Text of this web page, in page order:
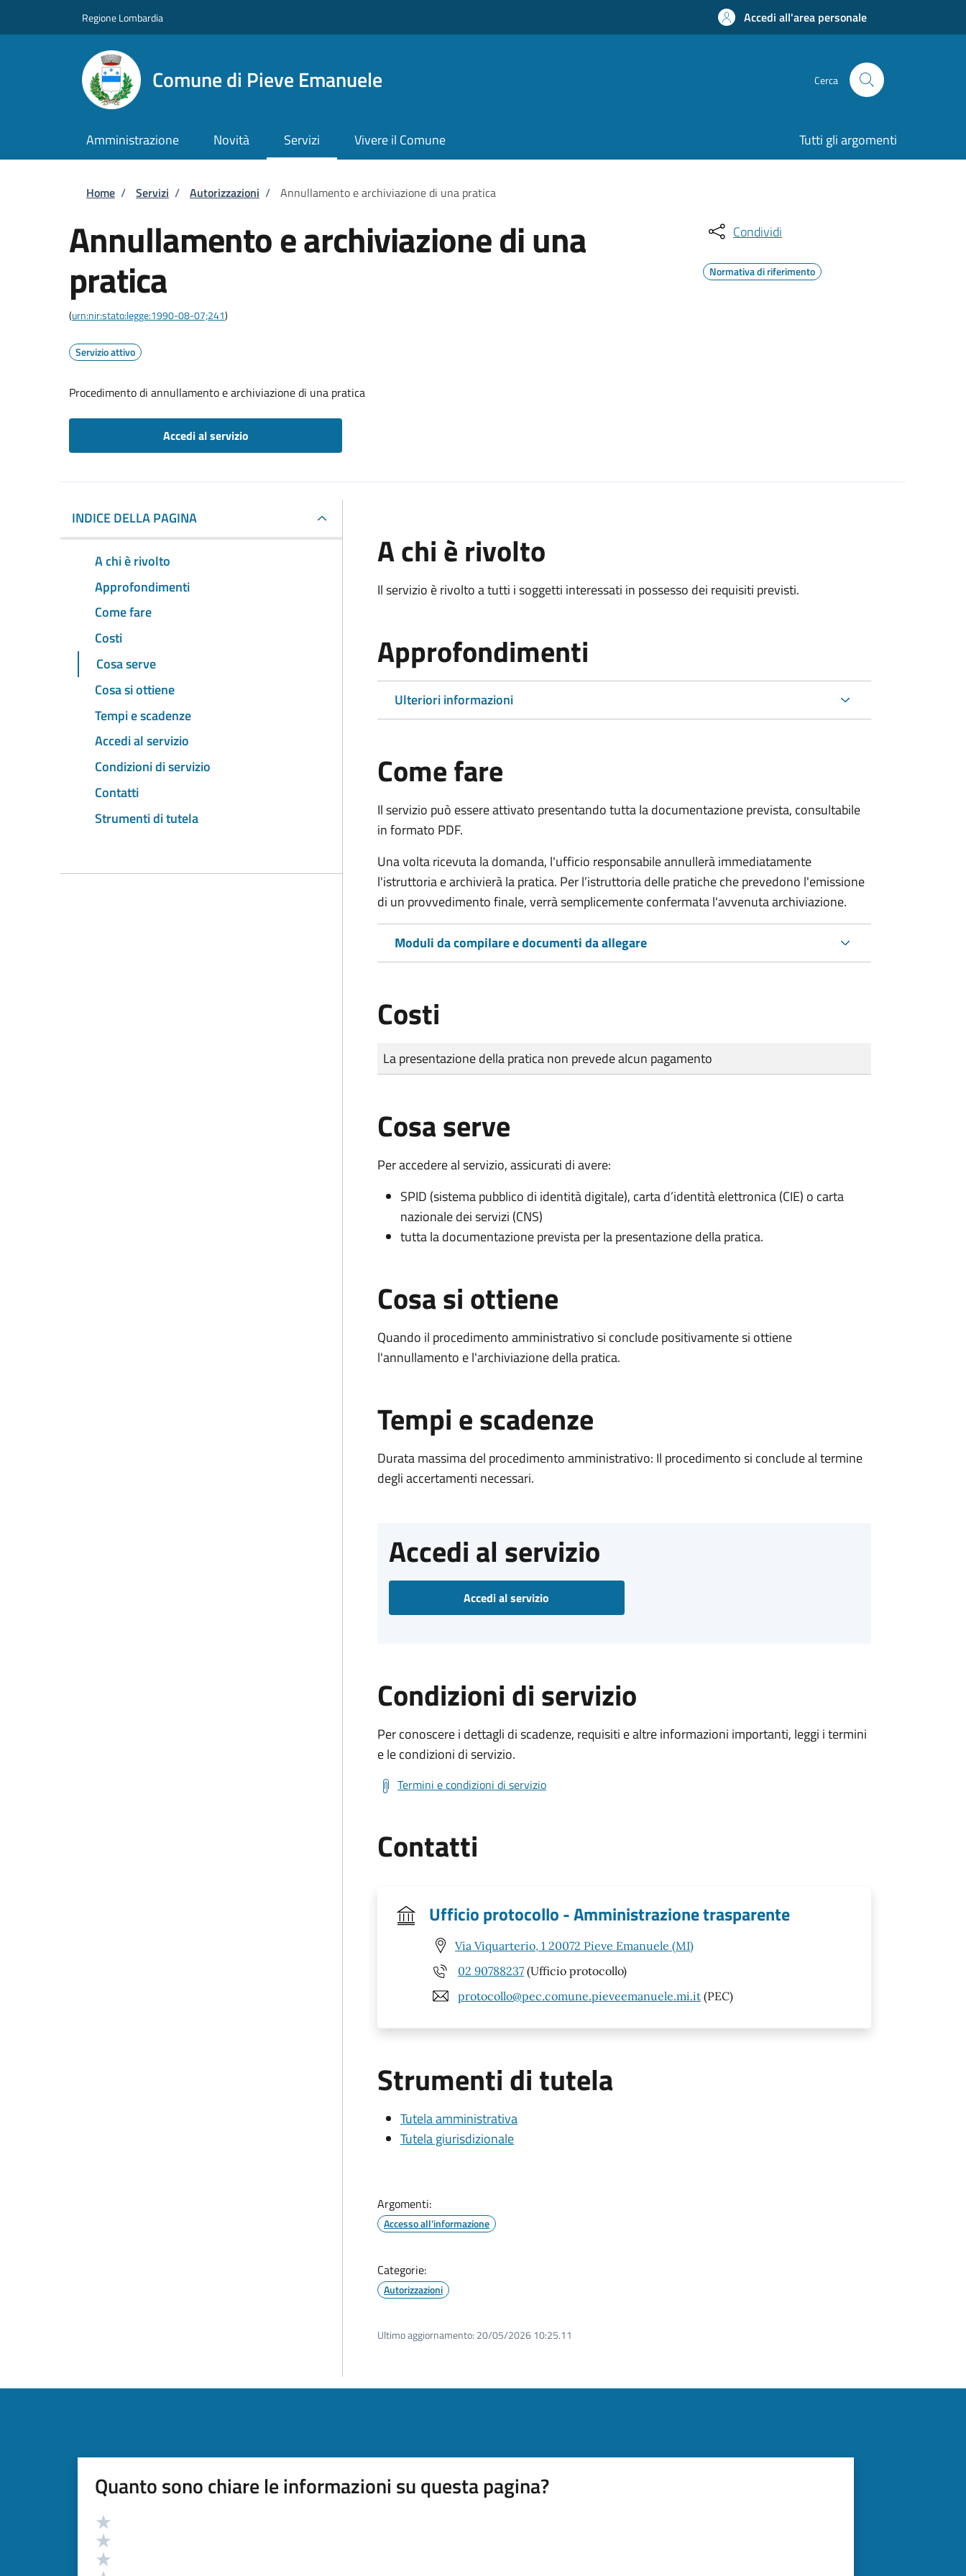
Regione Lombardia Accedi all'area personale
Comune di Pieve Emanuele Cerca
Amministrazione Novità Servizi Vivere il Comune Tutti gli argomenti
Briciole di pane
Home / Servizi / Autorizzazioni / Annullamento e archiviazione di una pratica
Annullamento e archiviazione di una
pratica
(urn:nir:stato:legge:1990-08-07;241)
Servizio attivo
Procedimento di annullamento e archiviazione di una pratica
Accedi al servizio
Condividi
Normativa di riferimento
INDICE DELLA PAGINA
A chi è rivolto
Approfondimenti
Come fare
Costi
Cosa serve
Cosa si ottiene
Tempi e scadenze
Accedi al servizio
Condizioni di servizio
Contatti
Strumenti di tutela
A chi è rivolto
Il servizio è rivolto a tutti i soggetti interessati in possesso dei requisiti previsti.
Approfondimenti
Ulteriori informazioni
Come fare
Il servizio può essere attivato presentando tutta la documentazione prevista, consultabile
in formato PDF.
Una volta ricevuta la domanda, l'ufficio responsabile annullerà immediatamente
l'istruttoria e archivierà la pratica. Per l’istruttoria delle pratiche che prevedono l'emissione
di un provvedimento finale, verrà semplicemente confermata l'avvenuta archiviazione.
Moduli da compilare e documenti da allegare
Costi
Tipo di pagamento
Importo
La presentazione della pratica non prevede alcun pagamento
Cosa serve
Per accedere al servizio, assicurati di avere:
SPID (sistema pubblico di identità digitale), carta d’identità elettronica (CIE) o carta
nazionale dei servizi (CNS)
tutta la documentazione prevista per la presentazione della pratica.
Cosa si ottiene
Quando il procedimento amministrativo si conclude positivamente si ottiene
l'annullamento e l'archiviazione della pratica.
Tempi e scadenze
Durata massima del procedimento amministrativo: Il procedimento si conclude al termine
degli accertamenti necessari.
Accedi al servizio
Accedi al servizio
Condizioni di servizio
Per conoscere i dettagli di scadenze, requisiti e altre informazioni importanti, leggi i termini
e le condizioni di servizio.
Termini e condizioni di servizio
Contatti
Ufficio protocollo - Amministrazione trasparente
Via Viquarterio, 1 20072 Pieve Emanuele (MI)
02 90788237 (Ufficio protocollo)
protocollo@pec.comune.pieveemanuele.mi.it (PEC)
Strumenti di tutela
Tutela amministrativa
Tutela giurisdizionale
Argomenti:
Accesso all'informazione
Categorie:
Autorizzazioni
Ultimo aggiornamento: 20/05/2026 10:25.11
Quanto sono chiare le informazioni su questa pagina?
Valutazione